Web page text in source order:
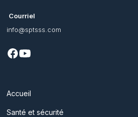
Courriel
info@sptsss.com
Accueil
Santé et sécurité